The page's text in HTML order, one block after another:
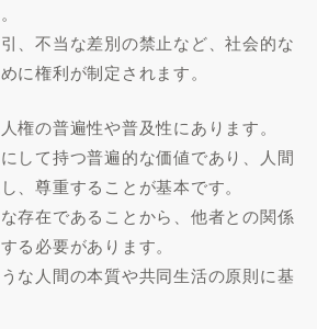
、不当な差別の禁止など、社会的な
に権利が制定されます。
権の普遍性や普及性にあります。
して持つ普遍的な価値であり、人間
、尊重することが基本です。
存在であることから、他者との関係
る必要があります。
な人間の本質や共同生活の原則に基